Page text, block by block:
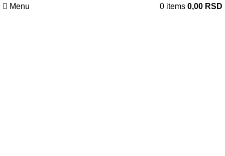
Menu 0 items 0,00 RSD